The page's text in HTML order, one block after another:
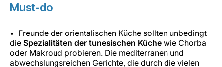
Must-do
Freunde der orientalischen Küche sollten unbedingt
die Spezialitäten der tunesischen Küche wie Chorba
oder Makroud probieren. Die mediterranen und
abwechslungsreichen Gerichte, die durch die vielen